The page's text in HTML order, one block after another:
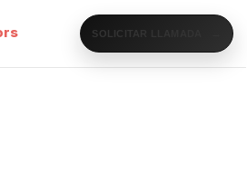
SOLICITAR LLAMADA